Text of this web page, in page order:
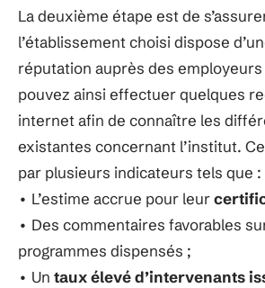
La deuxième étape est de
l’établissement choisi dispose
réputation auprès des
pouvez ainsi effectuer quelques
internet afin de connaître les
existantes concernant l’institut.
par plusieurs indicateurs tels que :
• L’estime accrue pour leur
• Des commentaires favorables
programmes dispensés ;
• Un taux élevé d’intervenants